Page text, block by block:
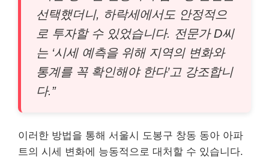
선택했더니, 하락세에서도 안정적으
로 투자할 수 있었습니다. 전문가 D씨
는 ‘시세 예측을 위해 지역의 변화와
통계를 꼭 확인해야 한다’고 강조합니
다.”
이러한 방법을 통해 서울시 도봉구 창동 동아 아파
트의 시세 변화에 능동적으로 대처할 수 있습니다.